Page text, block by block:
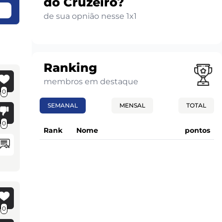
0
0
0
de sua opnião nesse 1x1
Ranking
membros em destaque
SEMANAL MENSAL TOTAL
Rank Nome pontos